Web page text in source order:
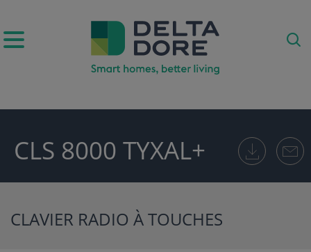
CLS 8000 TYXAL+
CLAVIER RADIO À TOUCHES